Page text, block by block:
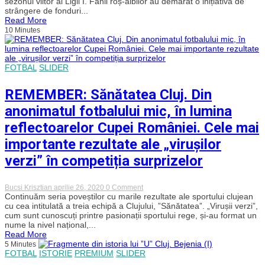
CFR
Dinamo:
„Oriunde
am
fost,
asumat
faptul
că
sunt
câine”
strângere de fonduri...
Read More
10 Minutes
FOTBAL SLIDER
REMEMBER: Sănătatea Cluj. Din
anonimatul fotbalului mic, în lumina
reflectoarelor Cupei României. Cele mai
importante rezultate ale „virușilor
verzi” în competiția surprizelor
Bucsi Krisztian aprilie 26, 2020 0 Commenton
REMEMBER:
Sănătatea
Cluj.
Din
mic,
în
Continuăm seria poveștilor cu marile rezultate ale sportului clujean
cu cea intitulată a treia echipă a Clujului, ”Sănătatea”. „Virușii verzi”,
cum sunt cunoscuți printre pasionații sportului rege, și-au format un
nume la nivel național,...
Read More
5 Minutes
FOTBAL ISTORIE PREMIUM SLIDER